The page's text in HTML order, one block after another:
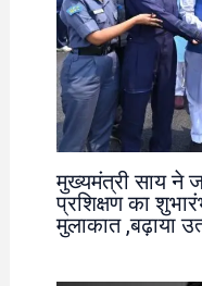
मुख्यमंत्री साय ने
प्रशिक्षण का
मुलाकात ,बढ़ाया